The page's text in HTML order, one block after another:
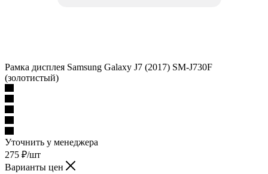
Рамка дисплея Samsung Galaxy J7 (2017) SM-J730F
(золотистый)
Уточнить у менеджера
275 ₽/шт
Варианты цен